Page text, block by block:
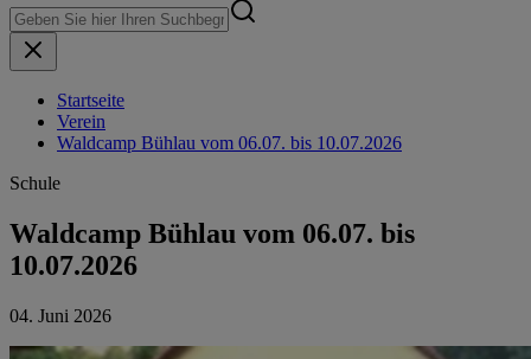
Startseite
Verein
Waldcamp Bühlau vom 06.07. bis 10.07.2026
Schule
Waldcamp Bühlau vom 06.07. bis
10.07.2026
04. Juni 2026